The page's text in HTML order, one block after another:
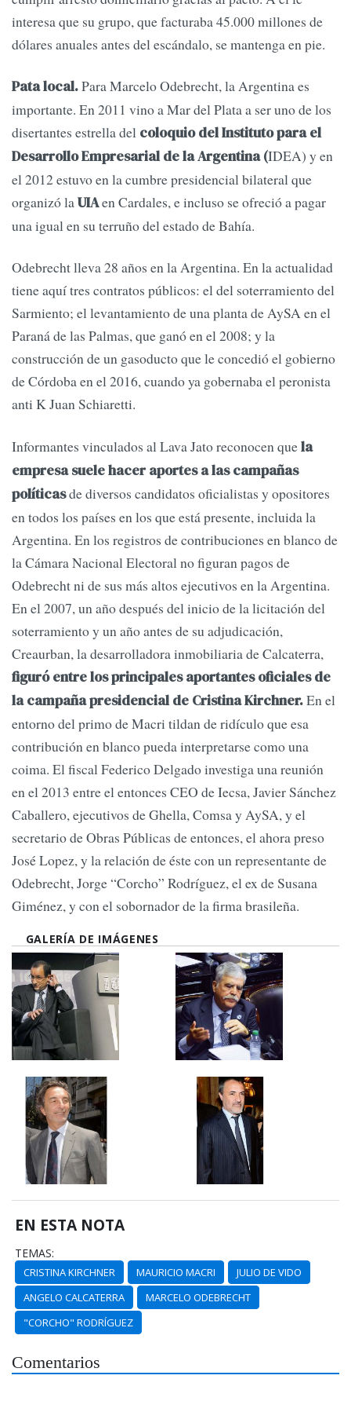
interesa que su grupo, que facturaba 45.000 millones de
dólares anuales antes del escándalo, se mantenga en pie.
Pata local.Para Marcelo Odebrecht, la Argentina es
importante. En 2011 vino a Mar del Plata a ser uno de los
disertantes estrella del coloquio del Instituto para el
Desarrollo Empresarial de la Argentina (IDEA) y en
el 2012 estuvo en la cumbre presidencial bilateral que
organizó laUIAen Cardales, e incluso se ofreció a pagar
una igual en su terruño del estado de Bahía.
Odebrecht lleva 28 años en la Argentina. En la actualidad
tiene aquí tres contratos públicos: el del soterramiento del
Sarmiento; el levantamiento de una planta de AySA en el
Paraná de las Palmas, que ganó en el 2008; y la
construcción de un gasoducto que le concedió el gobierno
de Córdoba en el 2016, cuando ya gobernaba el peronista
anti K Juan Schiaretti.
Informantes vinculados al Lava Jato reconocen quela
empresa suele hacer aportes a las campañas
políticasde diversos candidatos oficialistas y opositores
en todos los países en los que está presente, incluida la
Argentina. En los registros de contribuciones en blanco de
la Cámara Nacional Electoral no figuran pagos de
Odebrecht ni de sus más altos ejecutivos en la Argentina.
En el 2007, un año después del inicio de la licitación del
soterramiento y un año antes de su adjudicación,
Creaurban, la desarrolladora inmobiliaria de Calcaterra,
figuró entre los principales aportantes oficiales de
la campaña presidencial de Cristina Kirchner.En el
entorno del primo de Macri tildan de ridículo que esa
contribución en blanco pueda interpretarse como una
coima. El fiscal Federico Delgado investiga una reunión
en el 2013 entre el entonces CEO de Iecsa, Javier Sánchez
Caballero, ejecutivos de Ghella, Comsa y AySA, y el
secretario de Obras Públicas de entonces, el ahora preso
José Lopez, y la relación de éste con un representante de
Odebrecht, Jorge “Corcho” Rodríguez, el ex de Susana
Giménez, y con el sobornador de la firma brasileña.
GALERÍA DE IMÁGENES
EN ESTA NOTA
TEMAS:
CRISTINA KIRCHNER MAURICIO MACRI
JULIO DE VIDO
ANGELO CALCATERRA
MARCELO ODEBRECHT
"CORCHO" RODRÍGUEZ
Comentarios